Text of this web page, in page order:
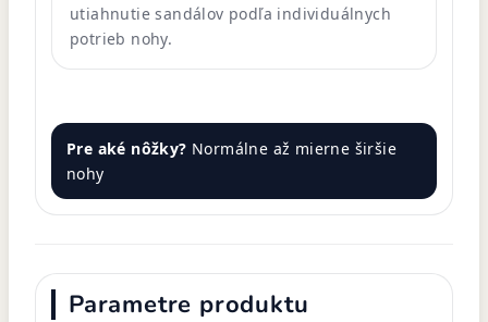
utiahnutie sandálov podľa individuálnych
potrieb nohy.
Pre aké nôžky? Normálne až mierne širšie
nohy
Parametre produktu